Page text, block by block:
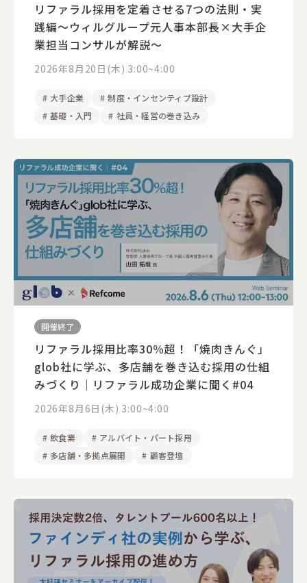
リファラル採用を定着させる7つの法則・実
践編～ウィルグループ元人事本部長×大手企
業担当コンサルが解説～
2026年8月20日(木) 3:00~4:00
# 大手企業 # 制度・インセンティブ設計
# 基礎・入門 # 社員・経営の巻き込み
開催終了
リファラル採用比率30％超！「焼肉きんぐ」
glob社に学ぶ、多店舗を巻き込む採用の仕組
みづくり｜リファラル成功企業に聞く#04
2026年8月6日(木) 3:00~4:00
# 飲食業 # アルバイト・パート採用
# 多店舗・多拠点展開 # 顧客登壇